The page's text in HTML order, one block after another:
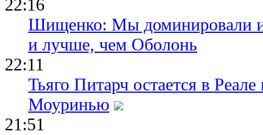
22:16
Шищенко: Мы доминировали
и лучше, чем Оболонь
22:11
Тьяго Питарч остается в
Моуринью
21:51